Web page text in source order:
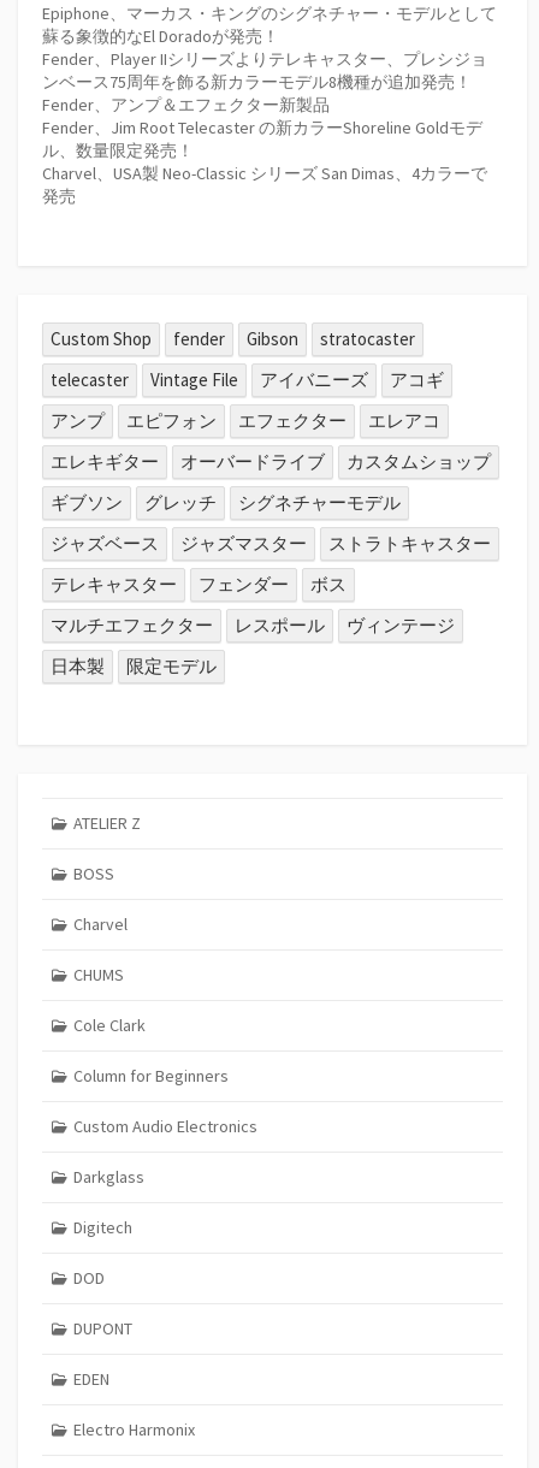
Epiphone、マーカス・キングのシグネチャー・モデルとして
蘇る象徴的なEl Doradoが発売！
Fender、Player IIシリーズよりテレキャスター、プレシジョ
ンベース75周年を飾る新カラーモデル8機種が追加発売！
Fender、アンプ＆エフェクター新製品
Fender、Jim Root Telecaster の新カラーShoreline Goldモデ
ル、数量限定発売！
Charvel、USA製 Neo-Classic シリーズ San Dimas、4カラーで
発売
Custom Shop fender Gibson
stratocaster
telecaster
Vintage File アイバニーズ
アコギ
アンプ
エピフォン エフェクター
エレアコ
エレキギター
オーバードライブ
カスタムショップ
ギブソン
グレッチ
シグネチャーモデル
ジャズベース
ジャズマスター
ストラトキャスター
テレキャスター
フェンダー
ボス
マルチエフェクター
レスポール
ヴィンテージ
日本製
限定モデル
ATELIER Z
BOSS
Charvel
CHUMS
Cole Clark
Column for Beginners
Custom Audio Electronics
Darkglass
Digitech
DOD
DUPONT
EDEN
Electro Harmonix